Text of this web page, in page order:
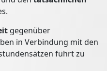
gegenüber
in Verbindung mit den
führt zu